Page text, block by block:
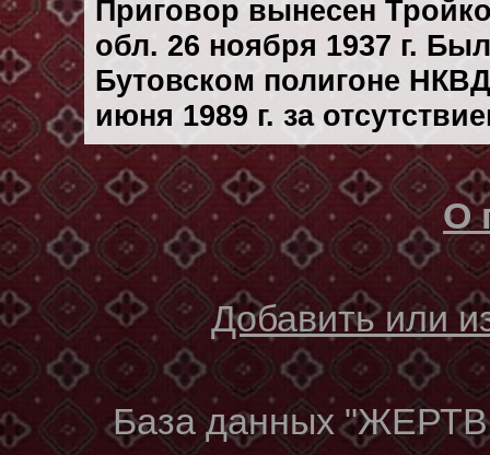
Приговор вынесен
обл. 26 ноября 1937 г.
Бутовском полигоне
июня 1989 г. за
О
Добавить или
База данных